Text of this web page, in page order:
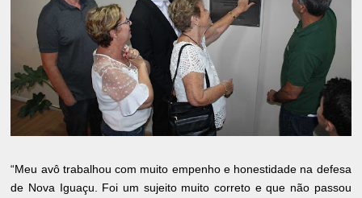
“Meu avô trabalhou com muito empenho e honestidade na defesa
de Nova Iguaçu. Foi um sujeito muito correto e que não passou